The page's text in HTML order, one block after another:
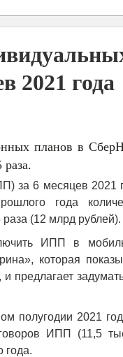
2021 года
планов в
за 6 месяцев 2021
года
(12 млрд рублей).
ИПП в
которая
предлагает
полугодии 2021
ИПП (11,5
года.